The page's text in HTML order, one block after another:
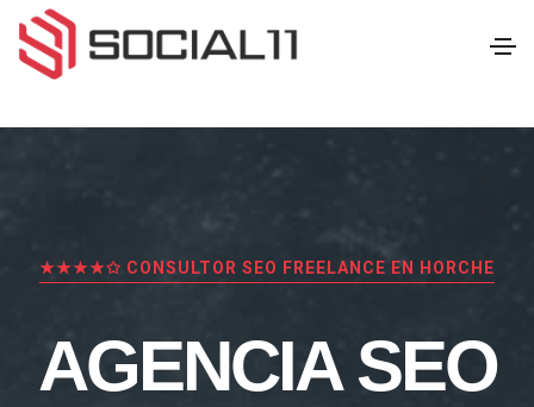
★★★★✩ CONSULTOR SEO FREELANCE EN HORCHE
AGENCIA SEO